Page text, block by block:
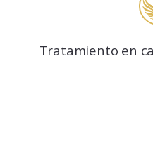
Tratamiento en